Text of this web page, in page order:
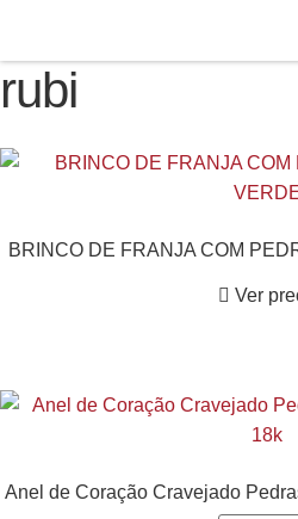
rubi
BRINCO DE FRANJA COM
Ver
Anel de Coração Cravejado